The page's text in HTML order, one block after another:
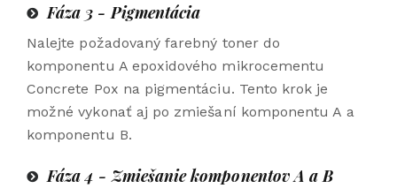
Fáza 3 - Pigmentácia
Nalejte požadovaný farebný toner do
komponentu A epoxidového mikrocementu
Concrete Pox na pigmentáciu. Tento krok je
možné vykonať aj po zmiešaní komponentu A a
komponentu B.
Fáza 4 - Zmiešanie komponentov A a B